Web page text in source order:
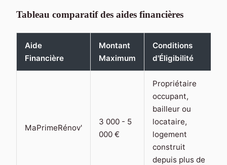
Tableau comparatif des aides financières
Aide
Financière
Montant
Maximum
Conditions
d'Éligibilité
MaPrimeRénov'
3 000 - 5
000 €
Propriétaire
occupant,
bailleur ou
locataire,
logement
construit
depuis plus de